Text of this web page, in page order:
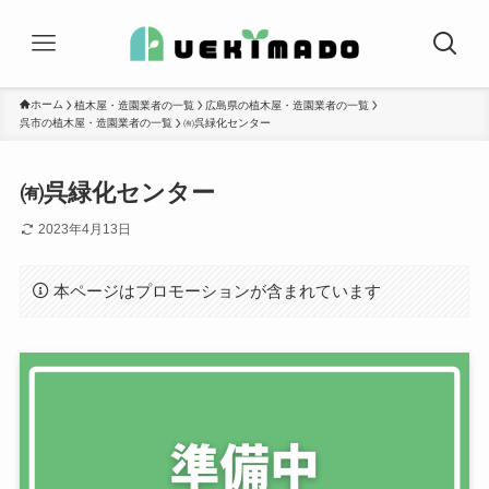
ホーム 植木屋・造園業者の一覧
広島県の植木屋・造園業者の一覧
呉市の植木屋・造園業者の一覧
㈲呉緑化センター
㈲呉緑化センター
2023年4月13日
本ページはプロモーションが含まれています